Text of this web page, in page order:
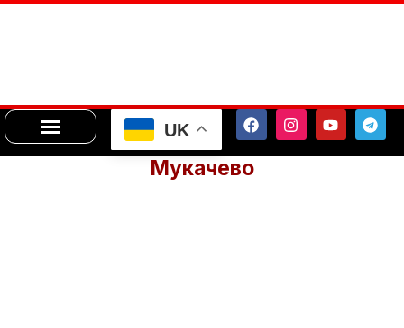
UK
Мукачево